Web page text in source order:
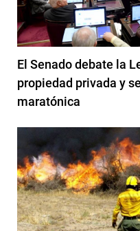
El Senado debate la
propiedad privada y
maratónica